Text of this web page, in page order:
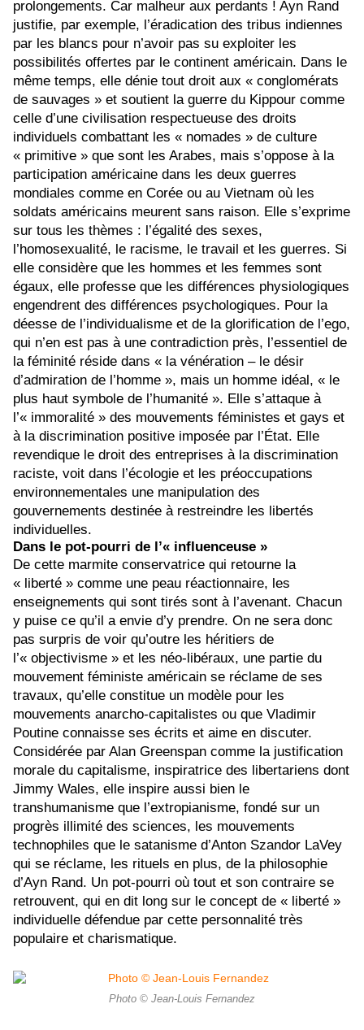
prolongements. Car malheur aux perdants ! Ayn Rand
justifie, par exemple, l’éradication des tribus indiennes
par les blancs pour n’avoir pas su exploiter les
possibilités offertes par le continent américain. Dans le
même temps, elle dénie tout droit aux « conglomérats
de sauvages » et soutient la guerre du Kippour comme
celle d’une civilisation respectueuse des droits
individuels combattant les « nomades » de culture
« primitive » que sont les Arabes, mais s’oppose à la
participation américaine dans les deux guerres
mondiales comme en Corée ou au Vietnam où les
soldats américains meurent sans raison. Elle s’exprime
sur tous les thèmes : l’égalité des sexes,
l’homosexualité, le racisme, le travail et les guerres. Si
elle considère que les hommes et les femmes sont
égaux, elle professe que les différences physiologiques
engendrent des différences psychologiques. Pour la
déesse de l’individualisme et de la glorification de l’ego,
qui n’en est pas à une contradiction près, l’essentiel de
la féminité réside dans « la vénération – le désir
d’admiration de l’homme », mais un homme idéal, « le
plus haut symbole de l’humanité ». Elle s’attaque à
l’« immoralité » des mouvements féministes et gays et
à la discrimination positive imposée par l’État. Elle
revendique le droit des entreprises à la discrimination
raciste, voit dans l’écologie et les préoccupations
environnementales une manipulation des
gouvernements destinée à restreindre les libertés
individuelles.
Dans le pot-pourri de l’« influenceuse »
De cette marmite conservatrice qui retourne la
« liberté » comme une peau réactionnaire, les
enseignements qui sont tirés sont à l’avenant. Chacun
y puise ce qu’il a envie d’y prendre. On ne sera donc
pas surpris de voir qu’outre les héritiers de
l’« objectivisme » et les néo-libéraux, une partie du
mouvement féministe américain se réclame de ses
travaux, qu’elle constitue un modèle pour les
mouvements anarcho-capitalistes ou que Vladimir
Poutine connaisse ses écrits et aime en discuter.
Considérée par Alan Greenspan comme la justification
morale du capitalisme, inspiratrice des libertariens dont
Jimmy Wales, elle inspire aussi bien le
transhumanisme que l’extropianisme, fondé sur un
progrès illimité des sciences, les mouvements
technophiles que le satanisme d’Anton Szandor LaVey
qui se réclame, les rituels en plus, de la philosophie
d’Ayn Rand. Un pot-pourri où tout et son contraire se
retrouvent, qui en dit long sur le concept de « liberté »
individuelle défendue par cette personnalité très
populaire et charismatique.
Photo © Jean-Louis Fernandez